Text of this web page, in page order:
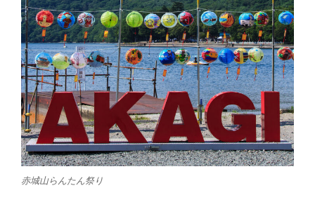
赤城山らんたん祭り